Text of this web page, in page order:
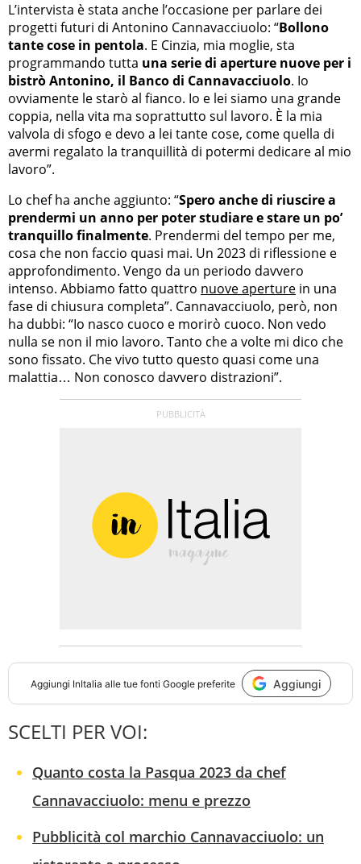
L’intervista è stata anche l’occasione per parlare dei
progetti futuri di Antonino Cannavacciuolo: “Bollono
tante cose in pentola. E Cinzia, mia moglie, sta
programmando tutta una serie di aperture nuove per i
bistrò Antonino, il Banco di Cannavacciuolo. Io
ovviamente le starò al fianco. Io e lei siamo una grande
coppia, nella vita ma soprattutto sul lavoro. È la mia
valvola di sfogo e devo a lei tante cose, come quella di
avermi regalato la tranquillità di potermi dedicare al mio
lavoro”.
Lo chef ha anche aggiunto: “Spero anche di riuscire a
prendermi un anno per poter studiare e stare un po’
tranquillo finalmente. Prendermi del tempo per me,
cosa che non faccio quasi mai. Un 2023 di riflessione e
approfondimento. Vengo da un periodo davvero
intenso. Abbiamo fatto quattro nuove aperture in una
fase di chiusura completa”. Cannavacciuolo, però, non
ha dubbi: “Io nasco cuoco e morirò cuoco. Non vedo
nulla se non il mio lavoro. Tanto che a volte mi dico che
sono fissato. Che vivo tutto questo quasi come una
malattia… Non conosco davvero distrazioni”.
Aggiungi InItalia alle tue fonti Google preferite Aggiungi
SCELTI PER VOI:
Quanto costa la Pasqua 2023 da chef
Cannavacciuolo: menu e prezzo
Pubblicità col marchio Cannavacciuolo: un